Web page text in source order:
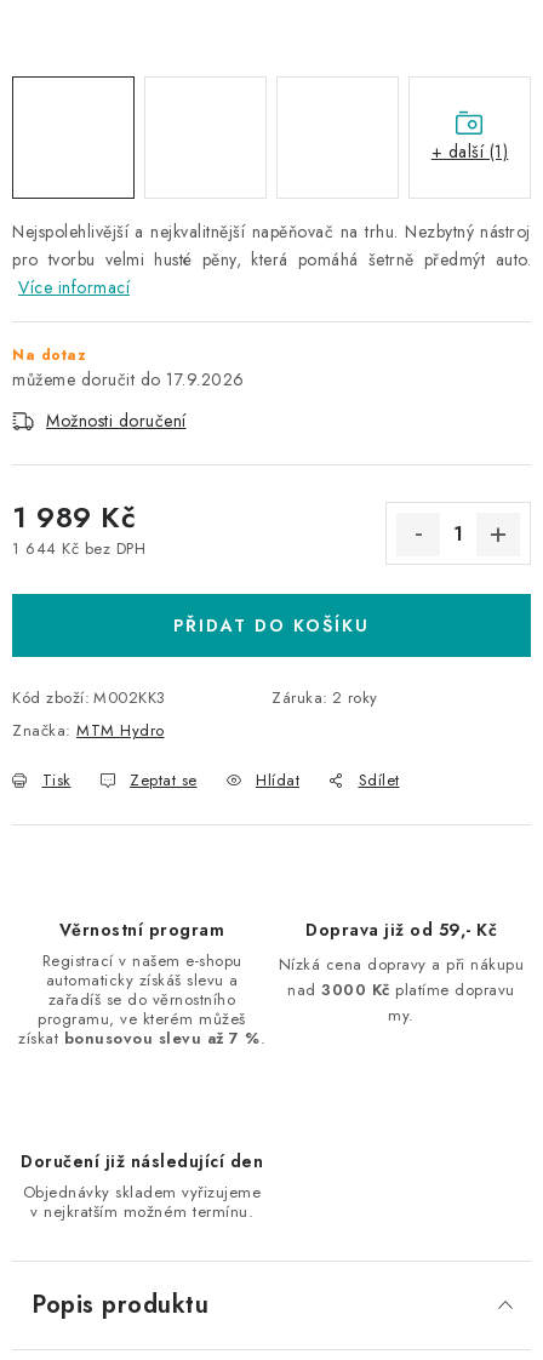
Nejspolehlivější a nejkvalitnější napěňovač na trhu. Nezbytný nástroj
pro tvorbu velmi husté pěny, která pomáhá šetrně předmýt auto.
Více informací
Na dotaz
17.9.2026
Možnosti doručení
1 989 Kč
1 644 Kč bez DPH
PŘIDAT DO KOŠÍKU
Kód zboží: M002KK3 Záruka: 2 roky
Značka: MTM Hydro
Tisk Zeptat se Hlídat Sdílet
+ další (1)
Věrnostní program
Registrací v našem e-shopu
automaticky získáš slevu a
zařadíš se do věrnostního
programu, ve kterém můžeš
získat bonusovou slevu až 7 %.
Doprava již od 59,- Kč
Nízká cena dopravy a při nákupu
nad3000 Kč platíme dopravu
my.
Doručení již následující den
Objednávky skladem vyřizujeme
v nejkratším možném termínu.
Popis produktu